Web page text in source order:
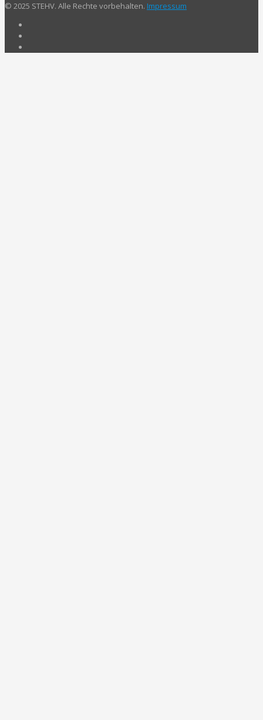
© 2025 STEHV. Alle Rechte vorbehalten. Impressum